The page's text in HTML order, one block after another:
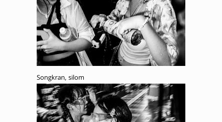
Songkran, silom